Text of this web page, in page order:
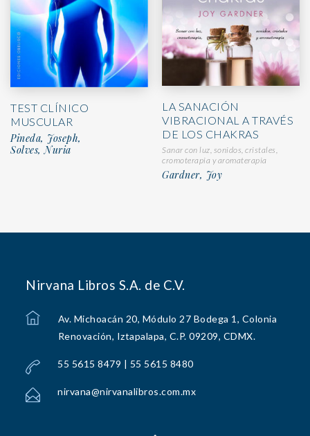
TEST CLÍNICO
MUSCULAR
Pineda, Joseph,
Solves, Nuria
LA SANACIÓN
VIBRACIONAL A TRAVÉS
DE LOS CHAKRAS
Sanar con luz, sonidos, cristales,
cromoterapia y aromaterapia
Gardner, Joy
Nirvana Libros S.A. de C.V.
Av. Michoacán 20, Módulo 27 Bodega 1, Colonia
Renovación, Iztapalapa, C.P. 09209, CDMX.
55 5615 8479 | 55 5615 8480
nirvana@nirvanalibros.com.mx